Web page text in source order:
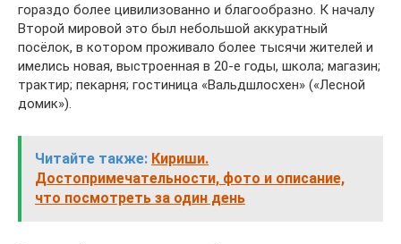
гораздо более цивилизованно и благообразно. К началу
Второй мировой это был небольшой аккуратный
посёлок, в котором проживало более тысячи жителей и
имелись новая, выстроенная в 20-е годы, школа; магазин;
трактир; пекарня; гостиница «Вальдшлосхен» («Лесной
домик»).
Читайте также: Кириши.
Достопримечательности, фото и описание,
что посмотреть за один день